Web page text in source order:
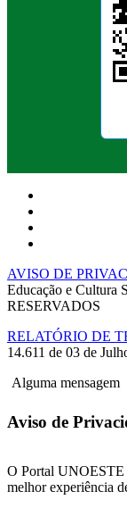
AVISO DE
Educação e
RESERVADOS
RELATÓRIO DE
14.611 de 03 de
Alguma mensagem
Aviso de
O Portal UNOESTE
melhor experiência